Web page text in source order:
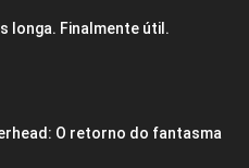
longa. Finalmente útil.
O retorno do fantasma